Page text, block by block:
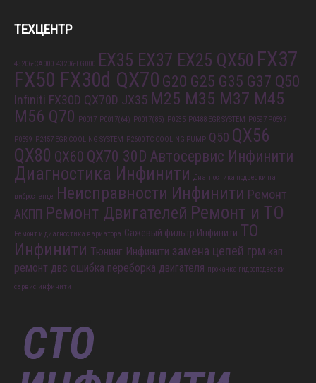
ТЕХЦЕНТР
43206-CA000 43206-EG000 EX35 EX37 EX25 QX50 FX37
FX50 FX30d QX70 G20 G25 G35 G37 Q50
Infiniti FX30D QX70D JX35 M25 M35 M37 M45
M56 Q70
P0017 P0017(64) P0017(85) P0235 P0488 EGR SYSTEM P0597 P0597
P0599 P2457 EGR COOLING SYSTEM P2600 TC COOLING PUMP Q50 QX56
QX80 QX60 QX70 30D Автосервис Инфинити
Диагностика Инфинити Диагностика подвески на
вибростенде Неисправности Инфинити Ремонт
АКПП Ремонт Двигателей Ремонт и ТО
Ремонт и диагностика вариатора Сажевый фильтр Инфинити ТО
Инфинити Тюнинг Инфинити замена цепей грм кап
ремонт двс ошибка переборка двигателя прокачка гидроподвески
сервис инфинити